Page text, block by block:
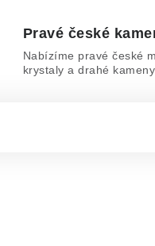
Pravé české
Nabízíme pravé české
krystaly a drahé kameny.